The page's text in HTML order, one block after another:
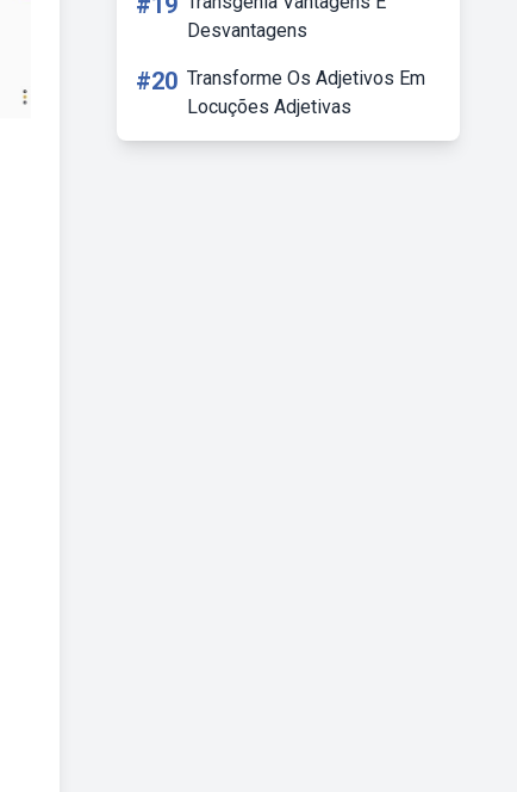
Desvantagens
#20 Transforme Os Adjetivos Em
Locuções Adjetivas